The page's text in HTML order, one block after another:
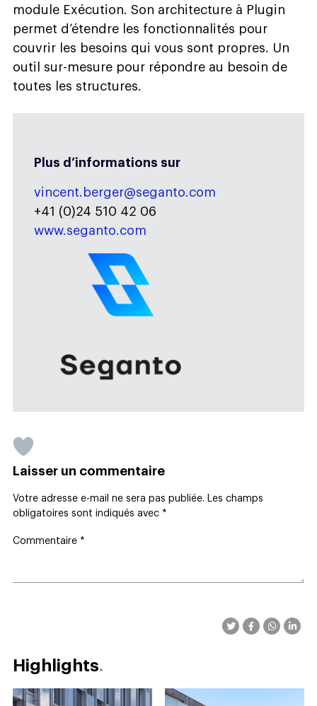
module Exécution. Son architecture à Plugin
permet d’étendre les fonctionnalités pour
couvrir les besoins qui vous sont propres. Un
outil sur-mesure pour répondre au besoin de
toutes les structures.
Plus d’informations sur
vincent.berger@seganto.com
+41 (0)24 510 42 06
www.seganto.com
Laisser un commentaire
Votre adresse e-mail ne sera pas publiée. Les champs
obligatoires sont indiqués avec *
Commentaire *
Highlights